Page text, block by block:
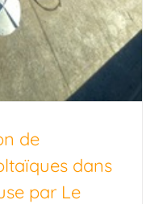
de
dans
par Le